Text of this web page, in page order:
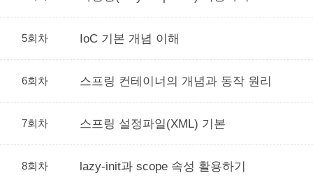
5회차 IoC 기본 개념 이해
6회차 스프링 컨테이너의 개념과 동작 원리
7회차 스프링 설정파일(XML) 기본
8회차 lazy-init과 scope 속성 활용하기